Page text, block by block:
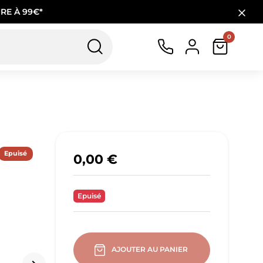
À 99€*
0
Epuisé 0,00 €
Epuisé
AJOUTER AU PANIER